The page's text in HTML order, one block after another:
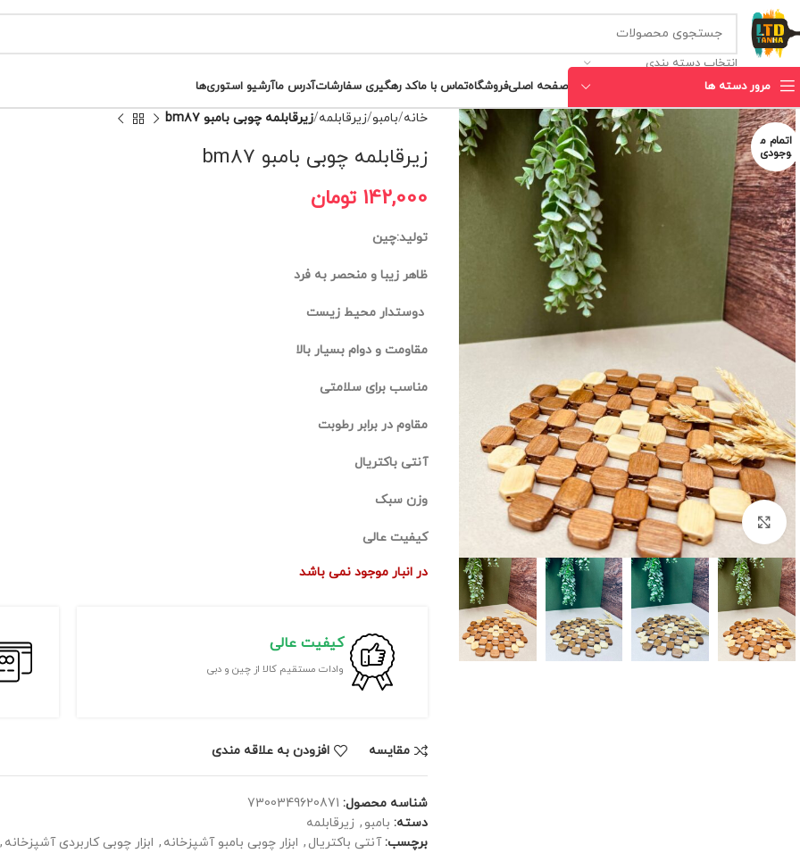
انتخاب دسته بندی
مرور دسته ها صفحه اصلیفروشگاهتماس با ماکد رهگیری سفارشاتآدرس ماآرشیو استوری‌ها
اتمام م
وجودی
برای بزرگنمایی کلیک کنید
خانه بامبو زیرقابلمه زیرقابلمه چوبی بامبو bm۸۷
زیرقابلمه چوبی بامبو bm۸۷
142,000 تومان
تولید:چین
ظاهر زیبا و منحصر به فرد
دوستدار محیط زیست
مقاومت و دوام بسیار بالا
مناسب برای سلامتی
مقاوم در برابر رطوبت
آنتی باکتریال
وزن سبک
کیفیت عالی
در انبار موجود نمی باشد
کیفیت عالی
وادات مستقیم کالا از چین و دبی
مقايسه افزودن به علاقه مندی
شناسه محصول: 7300349620871
دسته: بامبو , زیرقابلمه
برچسب: آنتی باکتریال , ابزار چوبی بامبو آشپزخانه , ابزار چوبی کاربردی آشپزخانه ,